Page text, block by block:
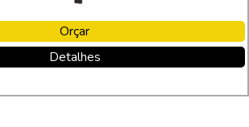
Orçar
Detalhes